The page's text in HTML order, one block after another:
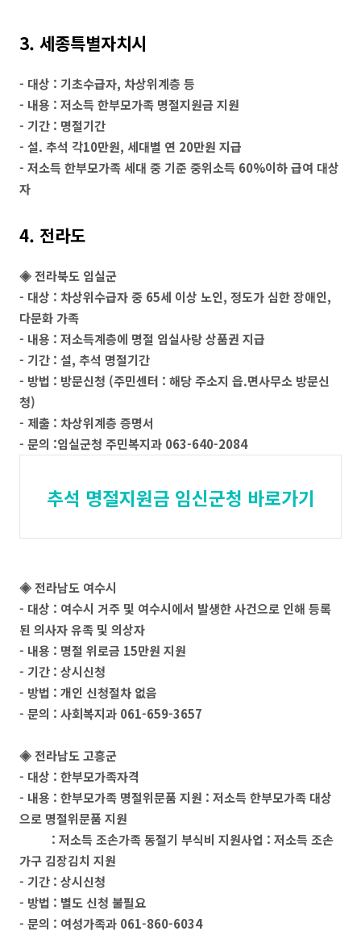
3. 세종특별자치시
- 대상 : 기초수급자, 차상위계층 등
- 내용 : 저소득 한부모가족 명절지원금 지원
- 기간 : 명절기간
- 설. 추석 각10만원, 세대별 연 20만원 지급
- 저소득 한부모가족 세대 중 기준 중위소득 60%이하 급여 대상
자
4. 전라도
◈ 전라북도 임실군
- 대상 : 차상위수급자 중 65세 이상 노인, 정도가 심한 장애인,
다문화 가족
- 내용 : 저소득계층에 명절 임실사랑 상품권 지급
- 기간 : 설, 추석 명절기간
- 방법 : 방문신청 (주민센터 : 해당 주소지 읍.면사무소 방문신
청)
- 제출 : 차상위계층 증명서
- 문의 :임실군청 주민복지과 063-640-2084
추석 명절지원금 임신군청 바로가기
◈ 전라남도 여수시
- 대상 : 여수시 거주 및 여수시에서 발생한 사건으로 인해 등록
된 의사자 유족 및 의상자
- 내용 : 명절 위로금 15만원 지원
- 기간 : 상시신청
- 방법 : 개인 신청절차 없음
- 문의 : 사회복지과 061-659-3657
◈ 전라남도 고흥군
- 대상 : 한부모가족자격
- 내용 : 한부모가족 명절위문품 지원 : 저소득 한부모가족 대상
으로 명절위문품 지원
: 저소득 조손가족 동절기 부식비 지원사업 : 저소득 조손
가구 김장김치 지원
- 기간 : 상시신청
- 방법 : 별도 신청 불필요
- 문의 : 여성가족과 061-860-6034